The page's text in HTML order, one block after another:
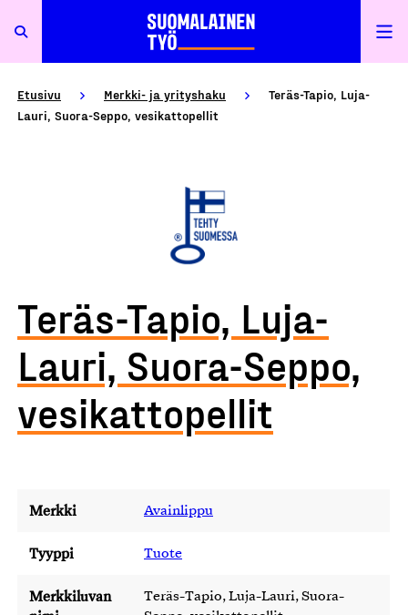
Etusivu Merkki- ja yrityshaku
Teräs-Tapio, Luja-
Lauri, Suora-Seppo, vesikattopellit
Teräs-Tapio, Luja-
Lauri, Suora-Seppo,
vesikattopellit
Merkki Avainlippu
Tyyppi Tuote
Merkkiluvan
Teräs-Tapio, Luja-Lauri, Suora-